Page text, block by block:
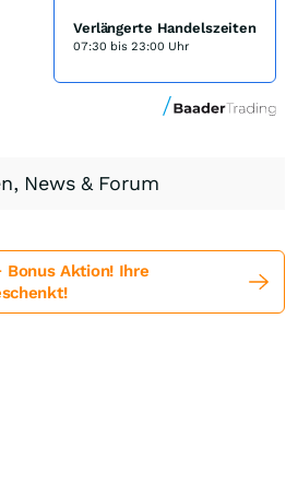
Verlängerte Handelszeiten
07:30 bis 23:00 Uhr
News & Forum
Bonus Aktion! Ihre